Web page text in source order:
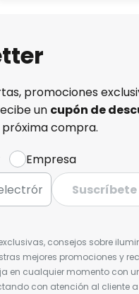
promociones
un cupón de
compra.
Empresa
Suscríbete
consejos sobre
mejores promociones y
en cualquier momento con
con atención al cliente